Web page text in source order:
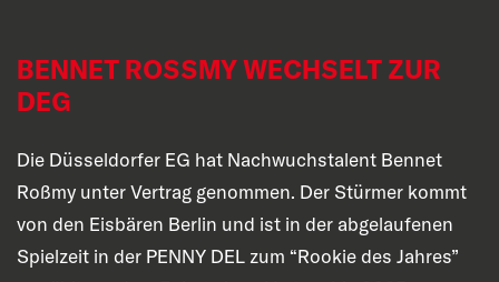
BENNET ROSSMY WECHSELT ZUR D
EG
Die Düsseldorfer EG hat Nachwuchstalent Bennet
Roßmy unter Vertrag genommen. Der Stürmer kommt
von den Eisbären Berlin und ist in der abgelaufenen
Spielzeit in der PENNY DEL zum “Rookie des Jahres”